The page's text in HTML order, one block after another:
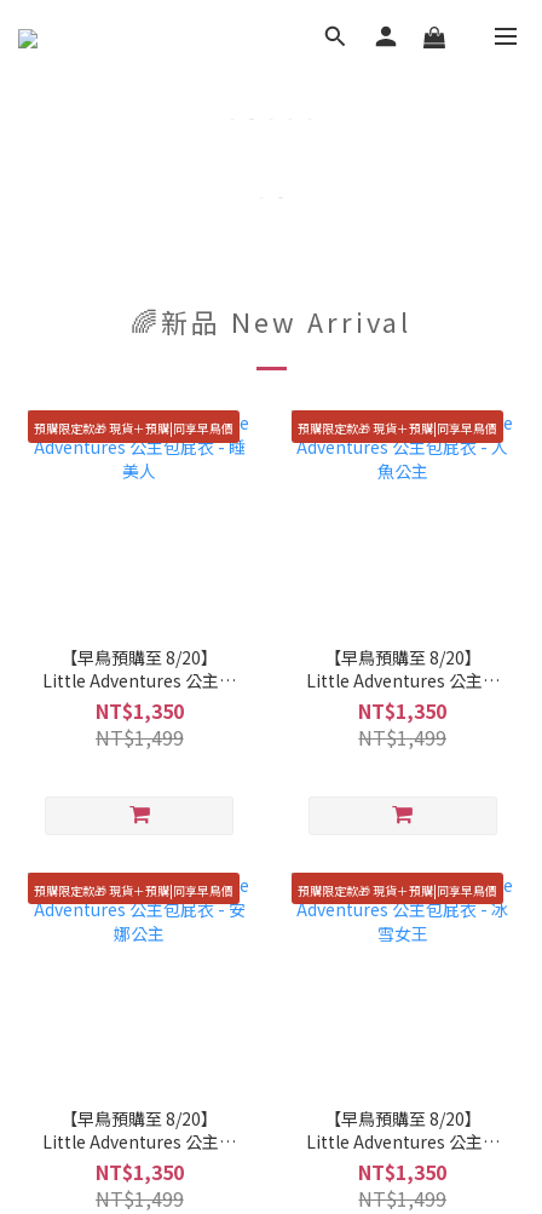
🌈新品 New Arrival
預購限定款🎁 現貨＋預購|同享早鳥價
【早鳥預購至 8/20】
Little Adventures 公主包
屁衣 - 睡美人
NT$1,350
NT$1,499
預購限定款🎁 現貨＋預購|同享早鳥價
【早鳥預購至 8/20】
Little Adventures 公主包
屁衣 - 人魚公主
NT$1,350
NT$1,499
預購限定款🎁 現貨＋預購|同享早鳥價
【早鳥預購至 8/20】
Little Adventures 公主包
屁衣 - 安娜公主
NT$1,350
NT$1,499
預購限定款🎁 現貨＋預購|同享早鳥價
【早鳥預購至 8/20】
Little Adventures 公主包
屁衣 - 冰雪女王
NT$1,350
NT$1,499